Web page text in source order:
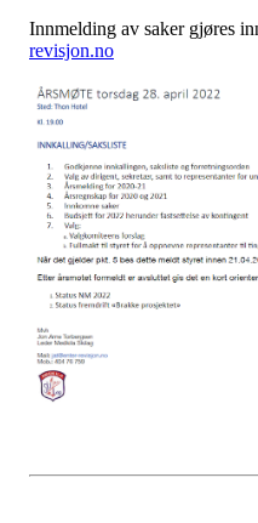
Innmelding av saker gjøres
revisjon.no